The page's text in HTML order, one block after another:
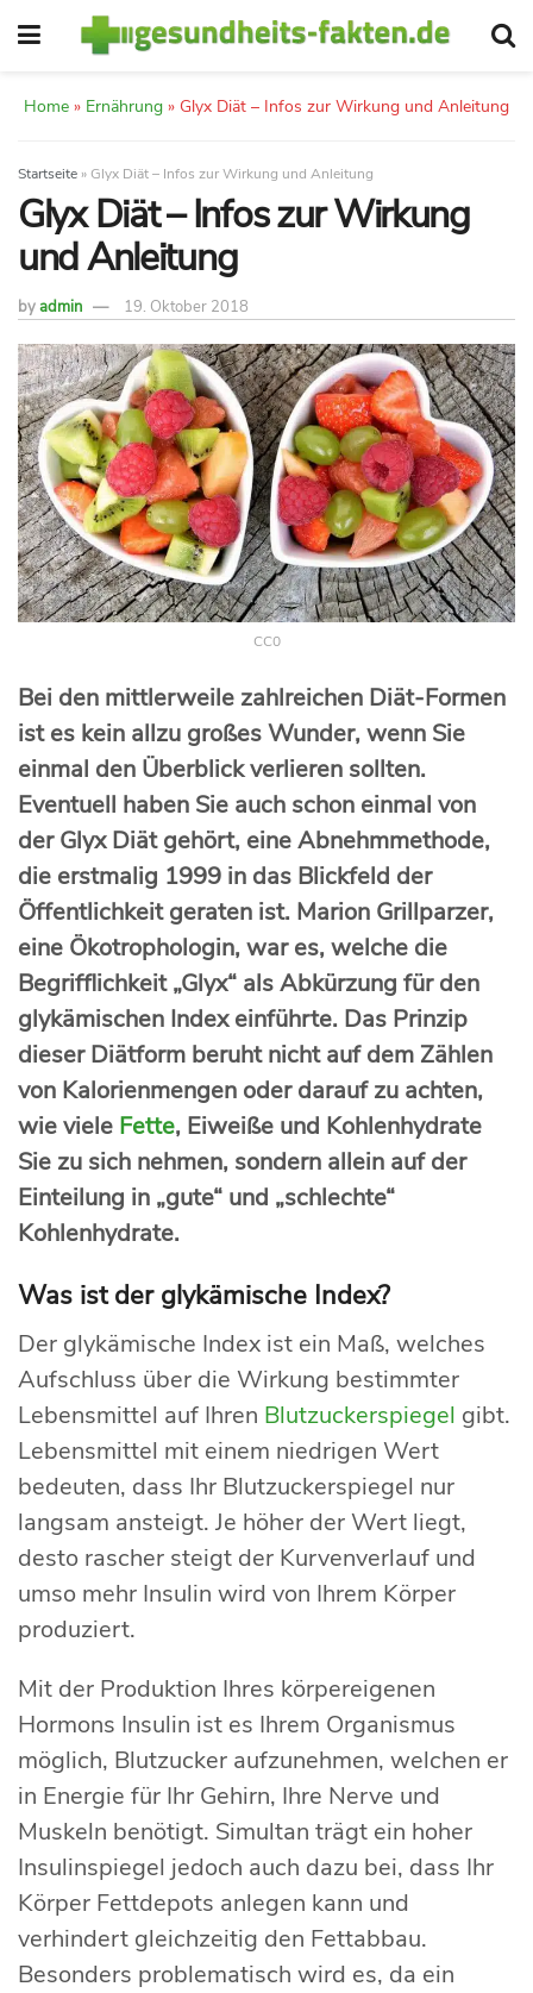
Home » Ernährung » Glyx Diät – Infos zur Wirkung und Anleitung
Startseite » Glyx Diät – Infos zur Wirkung und Anleitung
Glyx Diät – Infos zur Wirkung
und Anleitung
byadmin 19. Oktober 2018
CC0
Bei den mittlerweile zahlreichen Diät-Formen
ist es kein allzu großes Wunder, wenn Sie
einmal den Überblick verlieren sollten.
Eventuell haben Sie auch schon einmal von
der Glyx Diät gehört, eine Abnehmmethode,
die erstmalig 1999 in das Blickfeld der
Öffentlichkeit geraten ist. Marion Grillparzer,
eine Ökotrophologin, war es, welche die
Begrifflichkeit „Glyx“ als Abkürzung für den
glykämischen Index einführte. Das Prinzip
dieser Diätform beruht nicht auf dem Zählen
von Kalorienmengen oder darauf zu achten,
wie viele Fette, Eiweiße und Kohlenhydrate
Sie zu sich nehmen, sondern allein auf der
Einteilung in „gute“ und „schlechte“
Kohlenhydrate.
Was ist der glykämische Index?
Der glykämische Index ist ein Maß, welches
Aufschluss über die Wirkung bestimmter
Lebensmittel auf Ihren Blutzuckerspiegel gibt.
Lebensmittel mit einem niedrigen Wert
bedeuten, dass Ihr Blutzuckerspiegel nur
langsam ansteigt. Je höher der Wert liegt,
desto rascher steigt der Kurvenverlauf und
umso mehr Insulin wird von Ihrem Körper
produziert.
Mit der Produktion Ihres körpereigenen
Hormons Insulin ist es Ihrem Organismus
möglich, Blutzucker aufzunehmen, welchen er
in Energie für Ihr Gehirn, Ihre Nerve und
Muskeln benötigt. Simultan trägt ein hoher
Insulinspiegel jedoch auch dazu bei, dass Ihr
Körper Fettdepots anlegen kann und
verhindert gleichzeitig den Fettabbau.
Besonders problematisch wird es, da ein